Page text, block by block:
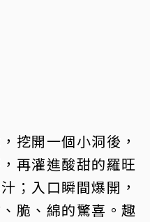
挖開一個小洞後，
再灌進酸甜的羅旺
；入口瞬間爆開，
脆、綿的驚喜。趣